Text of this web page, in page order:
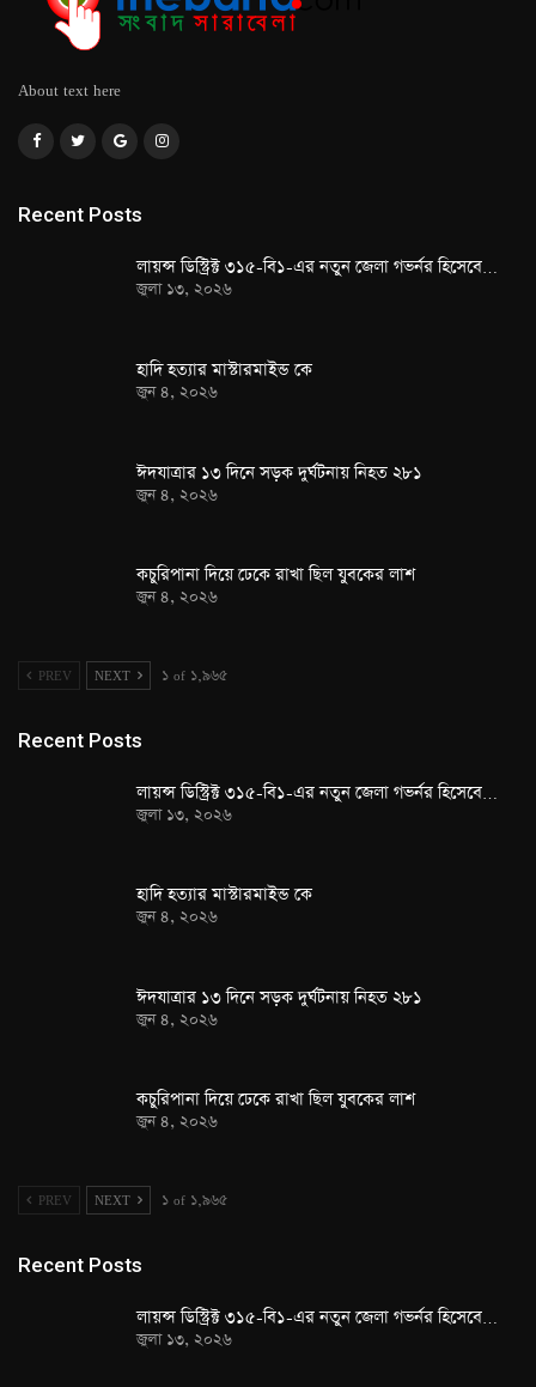
About text here
Recent Posts
লায়ন্স ডিস্ট্রিক্ট ৩১৫-বি১-এর নতুন জেলা গভর্নর হিসেবে…
জুলা ১৩, ২০২৬
হাদি হত্যার মাস্টারমাইন্ড কে
জুন ৪, ২০২৬
ঈদযাত্রার ১৩ দিনে সড়ক দুর্ঘটনায় নিহত ২৮১
জুন ৪, ২০২৬
কচুরিপানা দিয়ে ঢেকে রাখা ছিল যুবকের লাশ
জুন ৪, ২০২৬
PREV NEXT ১ of ১,৯৬৫
Recent Posts
লায়ন্স ডিস্ট্রিক্ট ৩১৫-বি১-এর নতুন জেলা গভর্নর হিসেবে…
জুলা ১৩, ২০২৬
হাদি হত্যার মাস্টারমাইন্ড কে
জুন ৪, ২০২৬
ঈদযাত্রার ১৩ দিনে সড়ক দুর্ঘটনায় নিহত ২৮১
জুন ৪, ২০২৬
কচুরিপানা দিয়ে ঢেকে রাখা ছিল যুবকের লাশ
জুন ৪, ২০২৬
PREV NEXT ১ of ১,৯৬৫
Recent Posts
লায়ন্স ডিস্ট্রিক্ট ৩১৫-বি১-এর নতুন জেলা গভর্নর হিসেবে…
জুলা ১৩, ২০২৬